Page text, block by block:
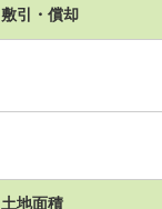
敷引・償却
土地面積